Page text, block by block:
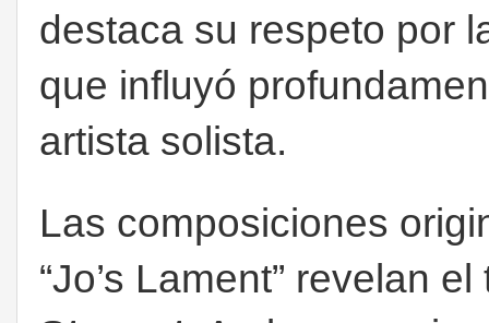
destaca su respeto por
que influyó
artista solista.
Las composiciones
“Jo’s Lament” revelan